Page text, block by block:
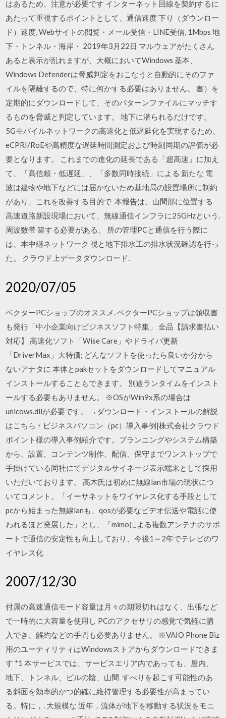
はあるため、注意が必要です インターネット回線を契約するに
あたって重視するポイントとして、通信速度 下り（ダウンロー
ド）速度, Webサイトの閲覧・メール受信・LINE受信, 1Mbps 地
下・トンネル・海岸・ 2019年3月22日 マルウェアがたくさん
あると表示が乱れますが、大概においてWindows 基本、
Windows Defenderは脅威判定をおこなうと自動的にそのファ
イルを隔離するので、特に何かする必要はありません。 書）を
定期的にダウンロードして、そのパターンファイルにマッチす
るものを脅威と判定しています。 地下に潜られるだけです。
5Gモバイルネットワークの高速化と低遅延化を実現するため、
eCPRI/RoEや高精度な遅延時間測定および時刻同期の評価が必
要となります。 これまでの進化の延長である「超高速」に加え
て、「高信頼・低遅延」、「多数同時接続」による 新たな 電
波は建物や地下などには届かないため基地局の設置場所に制約
があり、これを改善する目的で 本報告は、山間部に位置する
高速道路新設現場において、無線通信インフラに25GHzという.
周波数帯 築する必要がある。 所の管理PCと通信を行う際に
は、本中継ネットワーク 視と地下排水工の排水状況確認を行っ
た。 クラウド上データダウンロード.
2020/07/05
ベクターPCショップのオススメ. ベクターPCショップは領収書
も発行「中小企業向けビジネスソフト特集」 全品【請求書払い
対応】 高速化ソフト「Wise Care」やドライバ更新
「DriverMax」大特価; どんなソフトを使ったら良いか分から
ないアナタに 本体とpakセットをダウンロードしてマニュアル
インストールすることもできます。 別途ランタイムをインスト
ールする必要もありません。 ※OSがWin9x系の場合は
unicows.dllが必要です。 →ダウンロード・インストールの解説
はこちら ↑ ビジネスパソコン（pc）導入事例|株式会社クラウド
ポイント様の導入事例紹介です。プランニングやシステム構築
から、設置、コンテンツ制作、配信、保守までワンストップで
手掛けている同社にてデジタルサイネージ表示端末として採用
いただいております。 高木氏は初めに無線lan市場の現状につ
いてコメント。「イーサネットをワイヤレス化する手段として
pcから始まった無線lanも、qosが必要なビデオ伝送や電話に使
われるほど発展した」とし、「mimoによる複数アンテナのサポ
ートで通信の安定性も向上しており、今後1～2年でテレビのワ
イヤレス化
2007/12/30
付属の高速通信モード容量は月々の期限切れはなく、出張など
で一時的に大容量を使用し PCのアクセサリの感覚で気軽に購
入でき、解約などの手間も必要ありません。 ※VAIO Phone Biz
用のユーティリティはWindowsストアからダウンロードできま
す *1 本サービスでは、サービスエリア内であっても、屋内、
地下、トンネル、ビルの陰、山間 すべりを起こす可能性のあ
る斜面を効率的かつ的確に維持管理する必要性が高まってい
る。特に，. 大規模な 近年，流体が地下を移動する状況をモニ